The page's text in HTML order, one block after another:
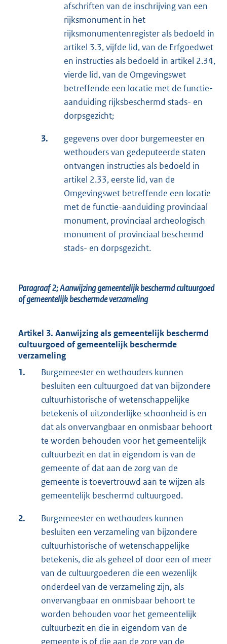
afschriften van de inschrijving van een
rijksmonument in het
rijksmonumentenregister als bedoeld in
artikel 3.3, vijfde lid, van de Erfgoedwet
en instructies als bedoeld in artikel 2.34,
vierde lid, van de Omgevingswet
betreffende een locatie met de functie-
aanduiding rijksbeschermd stads- en
dorpsgezicht;
3.
gegevens over door burgemeester en
wethouders van gedeputeerde staten
ontvangen instructies als bedoeld in
artikel 2.33, eerste lid, van de
Omgevingswet betreffende een locatie
met de functie-aanduiding provinciaal
monument, provinciaal archeologisch
monument of provinciaal beschermd
stads- en dorpsgezicht.
Paragraaf 2;Aanwijzing gemeentelijk beschermd cultuurgoed
of gemeentelijk beschermde verzameling
Artikel 3. Aanwijzing als gemeentelijk beschermd
cultuurgoed of gemeentelijk beschermde
verzameling
1.
Burgemeester en wethouders kunnen
besluiten een cultuurgoed dat van bijzondere
cultuurhistorische of wetenschappelijke
betekenis of uitzonderlijke schoonheid is en
dat als onvervangbaar en onmisbaar behoort
te worden behouden voor het gemeentelijk
cultuurbezit en dat in eigendom is van de
gemeente of dat aan de zorg van de
gemeente is toevertrouwd aan te wijzen als
gemeentelijk beschermd cultuurgoed.
2.
Burgemeester en wethouders kunnen
besluiten een verzameling van bijzondere
cultuurhistorische of wetenschappelijke
betekenis, die als geheel of door een of meer
van de cultuurgoederen die een wezenlijk
onderdeel van de verzameling zijn, als
onvervangbaar en onmisbaar behoort te
worden behouden voor het gemeentelijk
cultuurbezit en die in eigendom van de
gemeente is of die aan de zorg van de